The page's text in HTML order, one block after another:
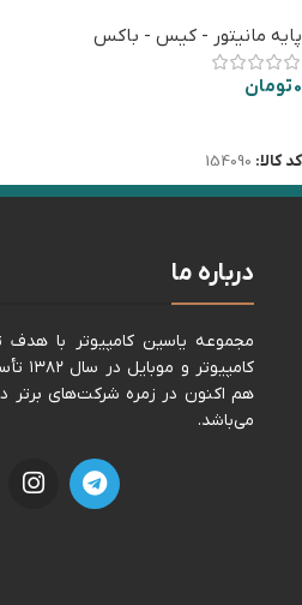
پایه مانیتور - کیس - باکس
0تومان
کد کالا: 154090
درباره ما
مجموعه ياسين كامپيوتر با هدف
هم اكنون در زمره شركت‌های برتر
می‌باشد.